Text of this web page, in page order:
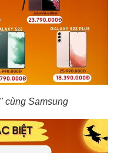
cùng Samsung